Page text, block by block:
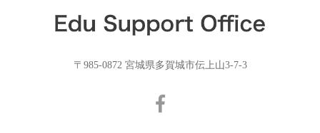
〒985-0872 宮城県多賀城市伝上山3-7-3